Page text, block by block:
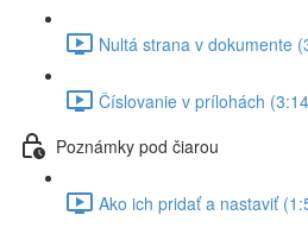
Nultá strana v dokumente
Číslovanie v prílohách
Poznámky pod čiarou
Ako ich pridať a nastaviť